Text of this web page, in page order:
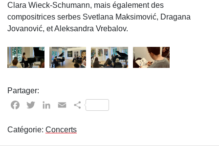
Clara Wieck-Schumann, mais également des
compositrices serbes Svetlana Maksimović, Dragana
Jovanović, et Aleksandra Vrebalov.
Partager:
Facebook
TwitterLinkedIn
EmailPartager
Catégorie: Concerts